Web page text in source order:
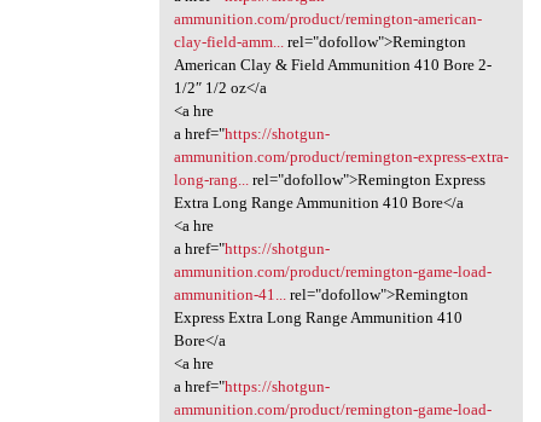
ammunition.com/product/remington-american-
clay-field-amm...rel="dofollow">Remington
American Clay & Field Ammunition 410 Bore 2-
1/2″ 1/2 oz</a
<a hre
a href="https://shotgun-
ammunition.com/product/remington-express-extra-
long-rang...rel="dofollow">Remington Express
Extra Long Range Ammunition 410 Bore</a
<a hre
a href="https://shotgun-
ammunition.com/product/remington-game-load-
ammunition-41...rel="dofollow">Remington
Express Extra Long Range Ammunition 410
Bore</a
<a hre
a href="https://shotgun-
ammunition.com/product/remington-game-load-